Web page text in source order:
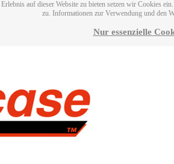
auf dieser Website zu bieten setzen wir Cookies
zu. Informationen zur Verwendung und den
Nur essenzielle